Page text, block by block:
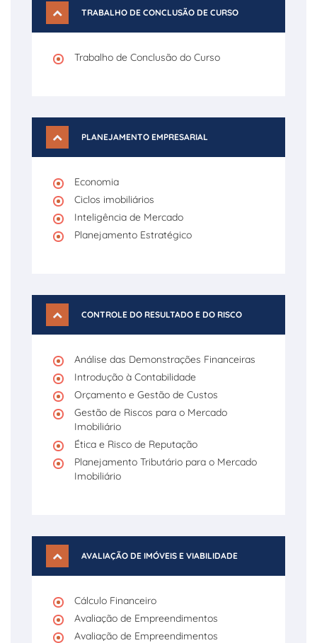
TRABALHO DE CONCLUSÃO DE CURSO
Trabalho de Conclusão do Curso
PLANEJAMENTO EMPRESARIAL
Economia
Ciclos imobiliários
Inteligência de Mercado
Planejamento Estratégico
CONTROLE DO RESULTADO E DO RISCO
Análise das Demonstrações Financeiras
Introdução à Contabilidade
Orçamento e Gestão de Custos
Gestão de Riscos para o Mercado
Imobiliário
Ética e Risco de Reputação
Planejamento Tributário para o Mercado
Imobiliário
AVALIAÇÃO DE IMÓVEIS E VIABILIDADE
Cálculo Financeiro
Avaliação de Empreendimentos
Avaliação de Empreendimentos